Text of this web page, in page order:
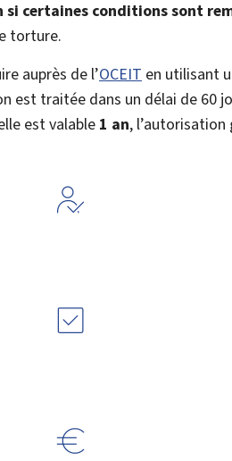
certaines conditions sont
torture.
auprès de l’OCEIT en utilisant
est traitée dans un délai de 60
est valable 1 an,